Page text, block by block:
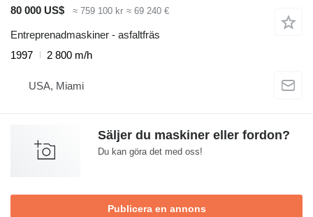
80 000 US$
≈ 759 100 kr ≈ 69 240 €
Entreprenadmaskiner - asfaltfräs
1997
2 800 m/h
USA, Miami
Säljer du maskiner eller fordon?
Du kan göra det med oss!
Publicera en annons